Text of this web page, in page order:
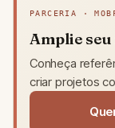
PARCERIA ·
Amplie
Conheça
criar projetos